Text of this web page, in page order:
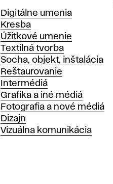
Katedry
Digitálne umenia
Kresba
Úžitkové umenie
Textilná tvorba
Socha, objekt, inštalácia
Reštaurovanie
Intermédiá
Grafika a iné médiá
Fotografia a nové médiá
Dizajn
Vizuálna komunikácia